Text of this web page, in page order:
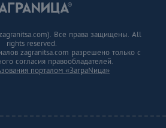
Все права защищены. All
rights reserved.
zagranitsa.com разрешено только с
согласия правообладателей.
порталом «ЗаграNица»